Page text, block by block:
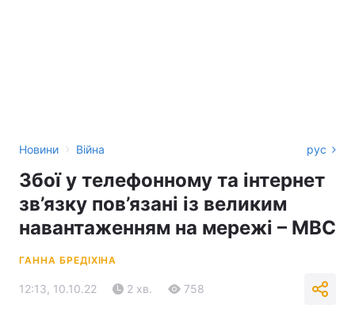
Новини › Війна рус
Збої у телефонному та інтернет
зв’язку пов’язані із великим
навантаженням на мережі – МВС
ГАННА БРЕДІХІНА
12:13, 10.10.22 2 хв. 758